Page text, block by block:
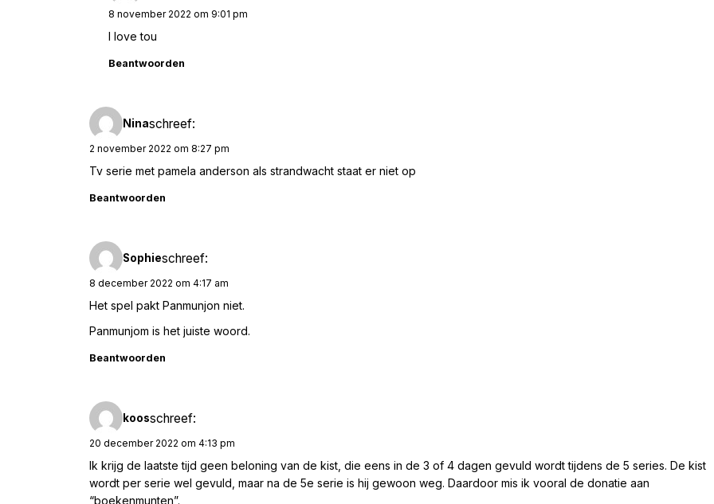
8 november 2022 om 9:01 pm
I love tou
Beantwoorden
Ninaschreef:
2 november 2022 om 8:27 pm
Tv serie met pamela anderson als strandwacht staat er niet op
Beantwoorden
Sophieschreef:
8 december 2022 om 4:17 am
Het spel pakt Panmunjon niet.
Panmunjom is het juiste woord.
Beantwoorden
koosschreef:
20 december 2022 om 4:13 pm
Ik krijg de laatste tijd geen beloning van de kist, die eens in de 3 of 4 dagen gevuld wordt tijdens de 5 series. De kist
wordt per serie wel gevuld, maar na de 5e serie is hij gewoon weg. Daardoor mis ik vooral de donatie aan
“boekenmunten”.